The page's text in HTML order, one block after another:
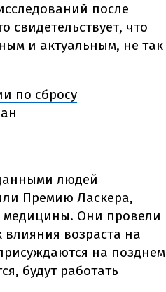
после
свидетельствует, что
и актуальным, не так
по сбросу
людей
Премию Ласкера,
медицины. Они провели
возраста на
на позднем
будут работать